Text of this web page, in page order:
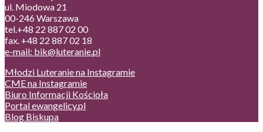
ul. Miodowa 21
00-246 Warszawa
tel.+48 22 887 02 00
fax. +48 22 887 02 18
e-mail: bik@luteranie.pl
Młodzi Luteranie na Instagramie
CME na Instagramie
Biuro Informacji Kościoła
Portal ewangelicy.pl
Blog Biskupa